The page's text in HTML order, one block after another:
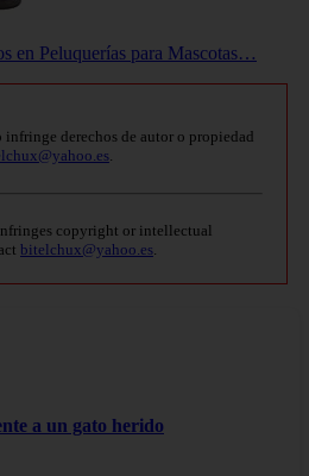
en Peluquerías para Mascotas…
derechos de autor o propiedad
.
copyright or intellectual
bitelchux@yahoo.es.
a un gato herido